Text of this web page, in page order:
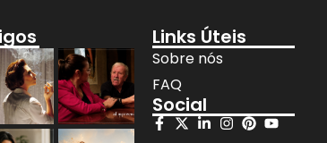
Links Úteis
Sobre nós
FAQ
Social